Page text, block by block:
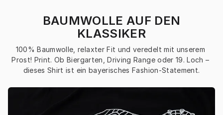
BAUMWOLLE AUF DEN
KLASSIKER
100% Baumwolle, relaxter Fit und veredelt mit unserem
Prost! Print. Ob Biergarten, Driving Range oder 19. Loch –
dieses Shirt ist ein bayerisches Fashion-Statement.